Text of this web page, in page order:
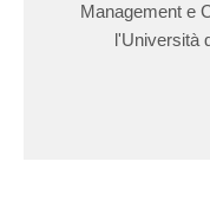
Management e
l'Università